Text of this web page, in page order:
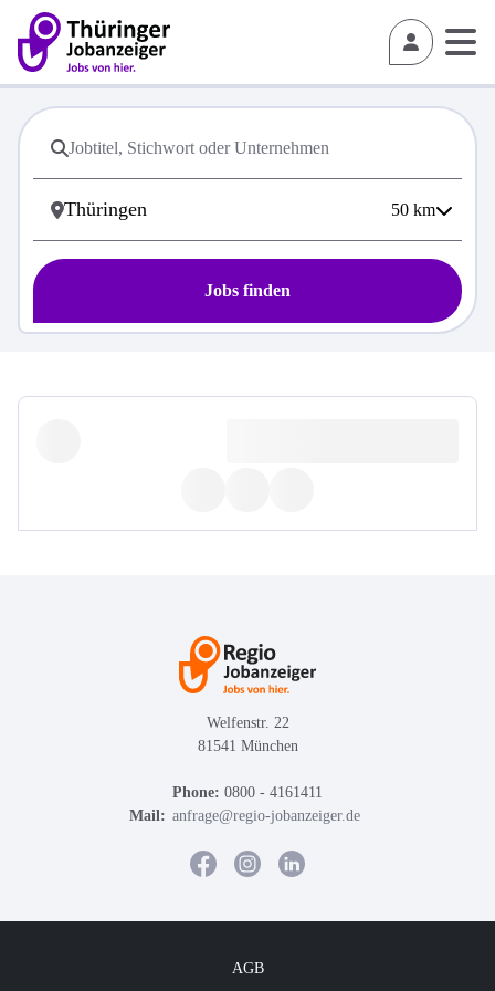
50 km
Jobs finden
Welfenstr. 22
81541 München
Phone: 0800 - 4161411
Mail: anfrage@regio-jobanzeiger.de
AGB